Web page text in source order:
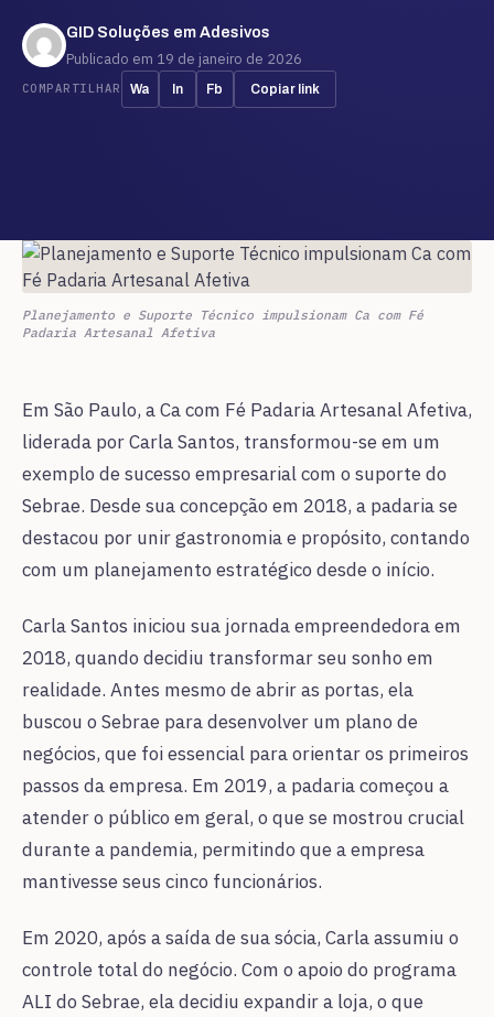
GID Soluções em Adesivos
Publicado em 19 de janeiro de 2026
COMPARTILHAR Wa In Fb Copiar link
Planejamento e Suporte Técnico impulsionam Ca com Fé
Padaria Artesanal Afetiva
Em São Paulo, a Ca com Fé Padaria Artesanal Afetiva,
liderada por Carla Santos, transformou-se em um
exemplo de sucesso empresarial com o suporte do
Sebrae. Desde sua concepção em 2018, a padaria se
destacou por unir gastronomia e propósito, contando
com um planejamento estratégico desde o início.
Carla Santos iniciou sua jornada empreendedora em
2018, quando decidiu transformar seu sonho em
realidade. Antes mesmo de abrir as portas, ela
buscou o Sebrae para desenvolver um plano de
negócios, que foi essencial para orientar os primeiros
passos da empresa. Em 2019, a padaria começou a
atender o público em geral, o que se mostrou crucial
durante a pandemia, permitindo que a empresa
mantivesse seus cinco funcionários.
Em 2020, após a saída de sua sócia, Carla assumiu o
controle total do negócio. Com o apoio do programa
ALI do Sebrae, ela decidiu expandir a loja, o que